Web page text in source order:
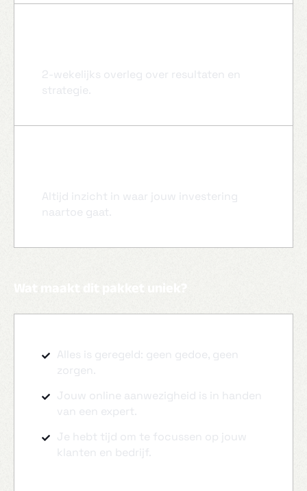
2-wekelijks overleg over resultaten en
strategie.
Altijd inzicht in waar jouw investering
naartoe gaat.
Wat maakt dit pakket uniek?
Alles is geregeld: geen gedoe, geen
zorgen.
Jouw online aanwezigheid is in handen
van een expert.
Je hebt tijd om te focussen op jouw
klanten en bedrijf.